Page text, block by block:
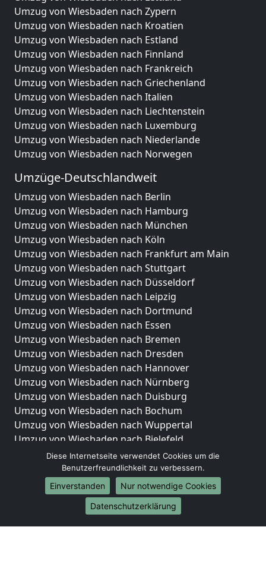
Umzug von Wiesbaden nach Zypern
Umzug von Wiesbaden nach Kroatien
Umzug von Wiesbaden nach Estland
Umzug von Wiesbaden nach Finnland
Umzug von Wiesbaden nach Frankreich
Umzug von Wiesbaden nach Griechenland
Umzug von Wiesbaden nach Italien
Umzug von Wiesbaden nach Liechtenstein
Umzug von Wiesbaden nach Luxemburg
Umzug von Wiesbaden nach Niederlande
Umzug von Wiesbaden nach Norwegen
Umzüge-Deutschlandweit
Umzug von Wiesbaden nach Berlin
Umzug von Wiesbaden nach Hamburg
Umzug von Wiesbaden nach München
Umzug von Wiesbaden nach Köln
Umzug von Wiesbaden nach Frankfurt am Main
Umzug von Wiesbaden nach Stuttgart
Umzug von Wiesbaden nach Düsseldorf
Umzug von Wiesbaden nach Leipzig
Umzug von Wiesbaden nach Dortmund
Umzug von Wiesbaden nach Essen
Umzug von Wiesbaden nach Bremen
Umzug von Wiesbaden nach Dresden
Umzug von Wiesbaden nach Hannover
Umzug von Wiesbaden nach Nürnberg
Umzug von Wiesbaden nach Duisburg
Umzug von Wiesbaden nach Bochum
Umzug von Wiesbaden nach Wuppertal
Umzug von Wiesbaden nach Bielefeld
Umzug von Wiesbaden nach Bonn
Umzug von Wiesbaden nach Münster
Internationale-Umzüge
Umzug von Wiesbaden nach Brasilien
Umzug von Wiesbaden nach Brunei Darussalam
Diese Internetseite verwendet Cookies um die
Benutzerfreundlichkeit zu verbessern.
Einverstanden
Nur notwendige Cookies
Datenschutzerklärung